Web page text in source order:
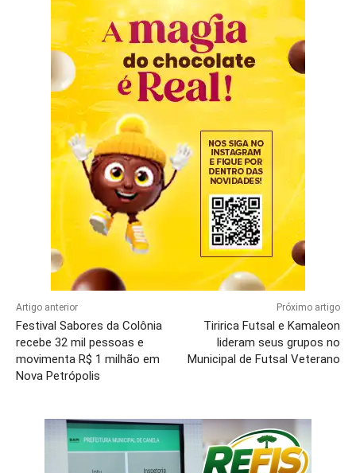
Artigo anterior
Festival Sabores da Colônia
recebe 32 mil pessoas e
movimenta R$ 1 milhão em
Nova Petrópolis
Próximo artigo
Tiririca Futsal e Kamaleon
lideram seus grupos no
Municipal de Futsal Veterano